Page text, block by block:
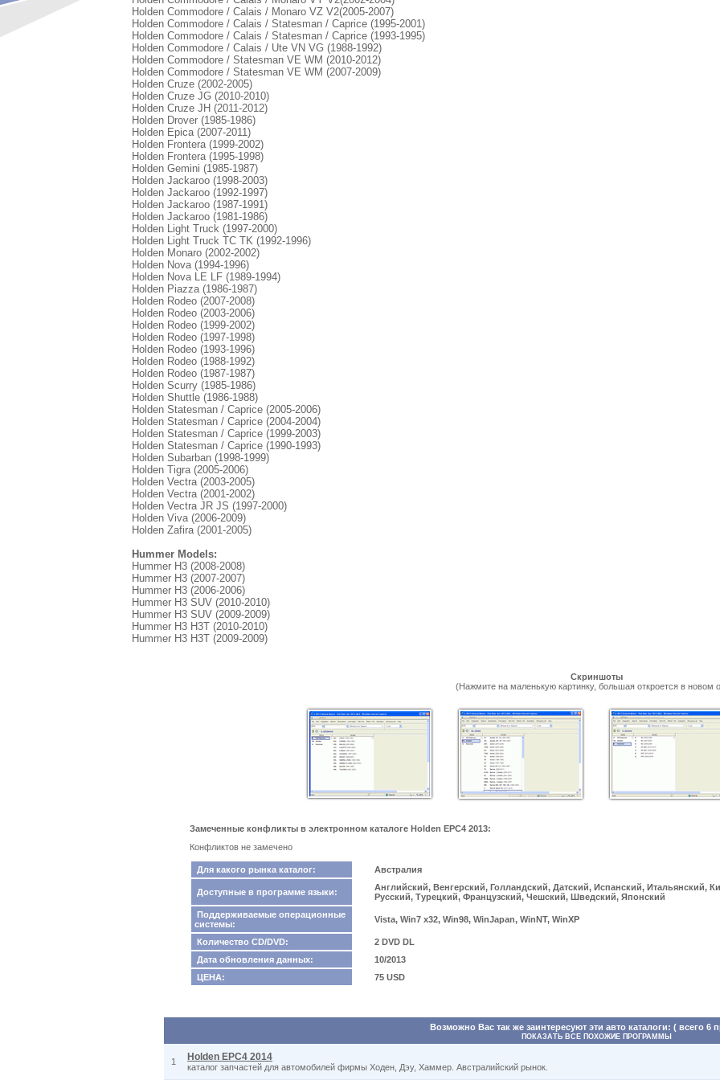
Holden Commodore / Calais / Monaro VZ V2(2005-2007)
Holden Commodore / Calais / Statesman / Caprice (1995-2001)
Holden Commodore / Calais / Statesman / Caprice (1993-1995)
Holden Commodore / Calais / Ute VN VG (1988-1992)
Holden Commodore / Statesman VE WM (2010-2012)
Holden Commodore / Statesman VE WM (2007-2009)
Holden Cruze (2002-2005)
Holden Cruze JG (2010-2010)
Holden Cruze JH (2011-2012)
Holden Drover (1985-1986)
Holden Epica (2007-2011)
Holden Frontera (1999-2002)
Holden Frontera (1995-1998)
Holden Gemini (1985-1987)
Holden Jackaroo (1998-2003)
Holden Jackaroo (1992-1997)
Holden Jackaroo (1987-1991)
Holden Jackaroo (1981-1986)
Holden Light Truck (1997-2000)
Holden Light Truck TC TK (1992-1996)
Holden Monaro (2002-2002)
Holden Nova (1994-1996)
Holden Nova LE LF (1989-1994)
Holden Piazza (1986-1987)
Holden Rodeo (2007-2008)
Holden Rodeo (2003-2006)
Holden Rodeo (1999-2002)
Holden Rodeo (1997-1998)
Holden Rodeo (1993-1996)
Holden Rodeo (1988-1992)
Holden Rodeo (1987-1987)
Holden Scurry (1985-1986)
Holden Shuttle (1986-1988)
Holden Statesman / Caprice (2005-2006)
Holden Statesman / Caprice (2004-2004)
Holden Statesman / Caprice (1999-2003)
Holden Statesman / Caprice (1990-1993)
Holden Subarban (1998-1999)
Holden Tigra (2005-2006)
Holden Vectra (2003-2005)
Holden Vectra (2001-2002)
Holden Vectra JR JS (1997-2000)
Holden Viva (2006-2009)
Holden Zafira (2001-2005)
Hummer Models:
Hummer H3 (2008-2008)
Hummer H3 (2007-2007)
Hummer H3 (2006-2006)
Hummer H3 SUV (2010-2010)
Hummer H3 SUV (2009-2009)
Hummer H3 H3T (2010-2010)
Hummer H3 H3T (2009-2009)
Скриншоты
(Нажмите на маленькую картинку, большая откроется в новом
Замеченные конфликты в электронном каталоге Holden EPC4 2013:
Конфликтов не замечено
Для какого рынка каталог: Австралия
Доступные в программе языки:
Английский, Венгерский, Голландский, Датский, Испанский, Итальянский,
Русский, Турецкий, Французский, Чешский, Шведский, Японский
Поддерживаемые операционные
системы:
Vista, Win7 x32, Win98, WinJapan, WinNT, WinXP
Количество CD/DVD:
2 DVD DL
Дата обновления данных:
10/2013
ЦЕНА:
75 USD
Возможно Вас так же заинтересуют эти авто каталоги: ( всего 6
ПОКАЗАТЬ ВСЕ ПОХОЖИЕ ПРОГРАММЫ
1 Holden EPC4 2014
каталог запчастей для автомобилей фирмы Ходен, Дэу, Хаммер. Австралийский рынок.